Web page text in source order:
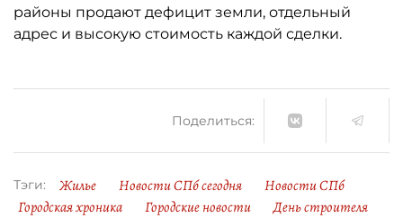
районы продают дефицит земли, отдельный
адрес и высокую стоимость каждой сделки.
Поделиться:
Тэги: Жилье Новости СПб сегодня
Новости СПб
Городская хроника
Городские новости
День строителя